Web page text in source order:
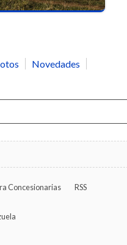
Novedades
Concesionarias RSS